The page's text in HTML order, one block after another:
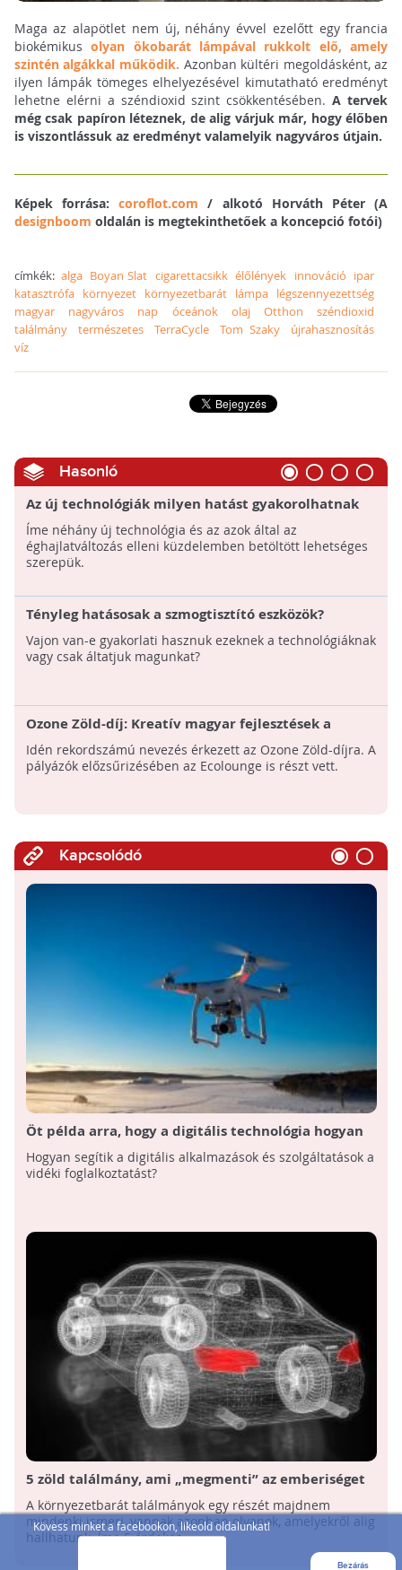
Kövess minket a facebookon, likeold oldalunkat!
Bezárás
Maga az alapötlet nem új, néhány évvel ezelőtt egy francia
biokémikusolyan ökobarát lámpával rukkolt elő, amely
szintén algákkal működik. Azonban kültéri megoldásként, az
ilyen lámpák tömeges elhelyezésével kimutatható eredményt
lehetne elérni a széndioxid szint csökkentésében.A tervek
még csak papíron léteznek, de alig várjuk már, hogy élőben
is viszontlássuk az eredményt valamelyik nagyváros útjain.
Képek forrása:coroflot.com / alkotó Horváth Péter (A
designboom oldalán is megtekinthetőek a koncepció fotói)
címkék: alga Boyan Slat cigarettacsikk élőlények innováció ipar
katasztrófa környezet környezetbarát lámpa légszennyezettség
magyar
nagyváros nap óceánok olaj Otthon
széndioxid
találmány
természetes TerraCycle Tom Szaky
újrahasznosítás
víz
Hasonló
Az új technológiák milyen hatást gyakorolhatnak
az éghajlatváltozásra?
Íme néhány új technológia és az azok által az
éghajlatváltozás elleni küzdelemben betöltött lehetséges
szerepük.
Tényleg hatásosak a szmogtisztító eszközök?
Vajon van-e gyakorlati hasznuk ezeknek a technológiáknak
vagy csak áltatjuk magunkat?
Ozone Zöld-díj: Kreatív magyar fejlesztések a
fenntarthatóbb hétköznapokért
Idén rekordszámú nevezés érkezett az Ozone Zöld-díjra. A
pályázók előzsűrizésében az Ecolounge is részt vett.
Kapcsolódó
Öt példa arra, hogy a digitális technológia hogyan
forradalmasítja a mezőgazdaságot
Hogyan segítik a digitális alkalmazások és szolgáltatások a
vidéki foglalkoztatást?
5 zöld találmány, ami „megmenti” az emberiséget
A környezetbarát találmányok egy részét majdnem
mindenki ismeri, vannak azonban olyanok, amelyekről alig
hallhatunk. Íme 5 érdekes ...